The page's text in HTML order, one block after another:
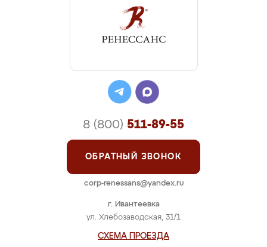
г. Ивантеевка
ул. Хлебозаводская, 31/1
СХЕМА ПРОЕЗДА
8 (800) 511-89-55
ОБРАТНЫЙ ЗВОНОК
corp-renessans@yandex.ru